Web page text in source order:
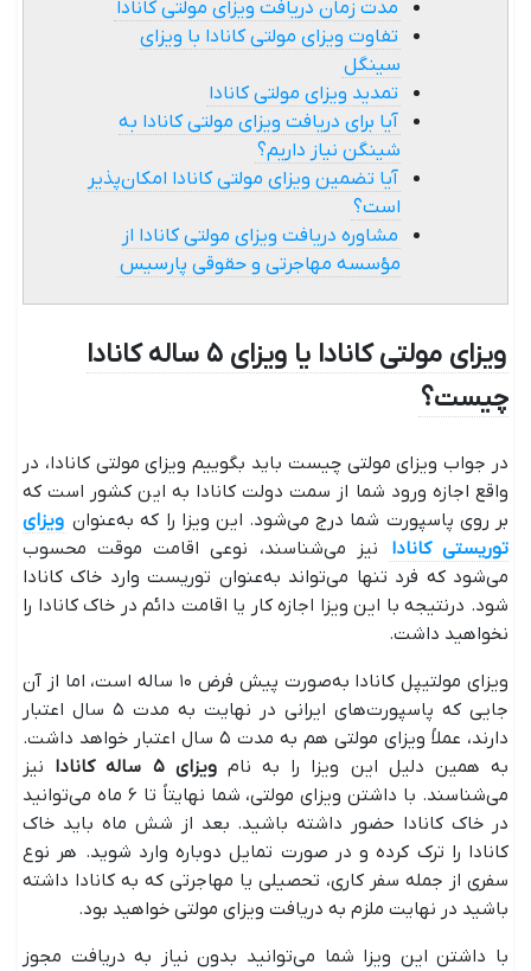
مدت زمان دریافت ویزای مولتی کانادا
تفاوت ویزای مولتی کانادا با ویزای
سینگل
تمدید ویزای مولتی کانادا
آیا برای دریافت ویزای مولتی کانادا به
شینگن نیاز داریم؟
آیا تضمین ویزای مولتی کانادا امکان‌پذیر
است؟
مشاوره دریافت ویزای مولتی کانادا از
مؤسسه مهاجرتی و حقوقی پارسیس
ویزای مولتی کانادا یا ویزای ۵ ساله کانادا
چیست؟
در جواب ویزای مولتی چیست باید بگوییم ویزای مولتی کانادا، در
واقع اجازه ورود شما از سمت دولت کانادا به این کشور است که
بر روی پاسپورت شما درج می‌شود. این ویزا را که به‌عنوان ویزای
توریستی کانادا
نیز می‌شناسند، نوعی اقامت موقت محسوب
می‌شود که فرد تنها می‌تواند به‌عنوان توریست وارد خاک کانادا
شود. درنتیجه با این ویزا اجازه کار یا اقامت دائم در خاک کانادا را
نخواهید داشت.
ویزای مولتیپل کانادا به‌صورت پیش فرض ۱۰ ساله است، اما از آن
جایی که پاسپورت‌های ایرانی در نهایت به مدت ۵ سال اعتبار
دارند، عملاً ویزای مولتی هم به مدت ۵ سال اعتبار خواهد داشت.
به همین دلیل این ویزا را به نامویزای ۵ ساله کانادا
نیز
می‌شناسند. با داشتن ویزای مولتی، شما نهایتاً تا ۶ ماه می‌توانید
در خاک کانادا حضور داشته باشید. بعد از شش ماه باید خاک
کانادا را ترک کرده و در صورت تمایل دوباره وارد شوید. هر نوع
سفری از جمله سفر کاری، تحصیلی یا مهاجرتی که به کانادا داشته
باشید در نهایت ملزم به دریافت ویزای مولتی خواهید بود.
با داشتن این ویزا شما می‌توانید بدون نیاز به دریافت مجوز